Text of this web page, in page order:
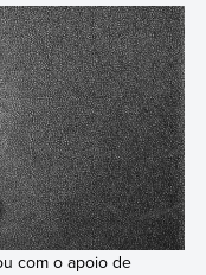
com o apoio de